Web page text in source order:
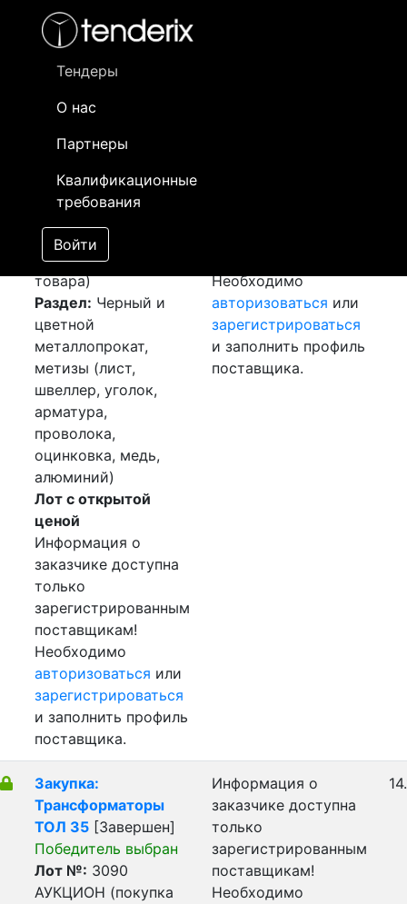
Тендеры
О нас
Партнеры
Квалификационные
требования
Войти
- активный лот
- сохраненный лот (не опубликован)
Закупка: Рулон
оцинкованный
[Завершен]
Лот №:3091
АУКЦИОН (покупка
товара)
Раздел: Черный и
цветной
металлопрокат,
метизы (лист,
швеллер, уголок,
арматура,
проволока,
оцинковка, медь,
алюминий)
Лот с открытой
ценой
Информация о
заказчике доступна
только
зарегистрированным
поставщикам!
Необходимо
авторизоваться или
зарегистрироваться
и заполнить профиль
поставщика.
Необходимо
авторизоваться или
зарегистрироваться
и заполнить профиль
поставщика.
Закупка:
Трансформаторы
ТОЛ 35 [Завершен]
Победитель выбран
Лот №: 3090
АУКЦИОН (покупка
Информация о
заказчике доступна
только
зарегистрированным
поставщикам!
Необходимо